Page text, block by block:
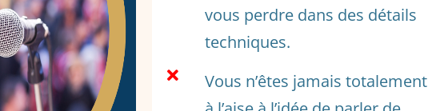
vous perdre dans des détails
techniques.

Vous n’êtes jamais totalement